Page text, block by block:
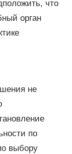
что
орган
не
по
выбору